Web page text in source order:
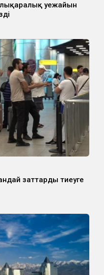
әуежайын
заттарды тиеуге